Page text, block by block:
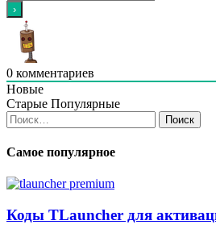
0 комментариев
Новые
Старые Популярные
Найти:
Самое популярное
Коды TLauncher для